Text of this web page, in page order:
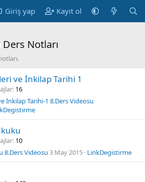
Giriş yap Kayıt ol
Notları
ve İnkilap Tarihi 1
16
İnkilap Tarihi-1 8.Ders Videosu
10
8.Ders Videosu 3 May 2015 LinkDegistirme